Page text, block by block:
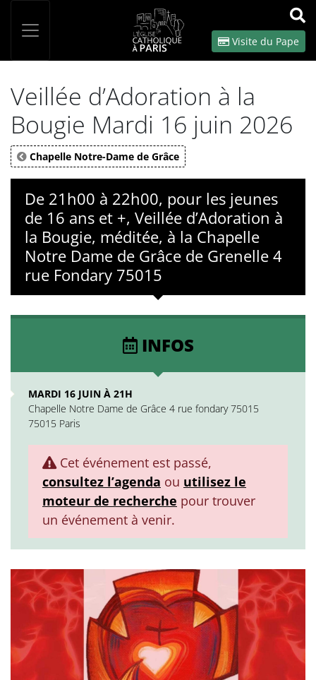
OK
Visite du Pape
Veillée d’Adoration à la
Bougie Mardi 16 juin 2026
Chapelle Notre-Dame de Grâce
De 21h00 à 22h00, pour les jeunes
de 16 ans et +, Veillée d’Adoration à
la Bougie, méditée, à la Chapelle
Notre Dame de Grâce de Grenelle 4
rue Fondary 75015
INFOS
MARDI 16 JUIN À 21H
Chapelle Notre Dame de Grâce 4 rue fondary 75015
75015 Paris
Cet événement est passé,
consultez l’agenda ou utilisez le
moteur de recherche pour trouver
un événement à venir.
Panneau de gestion des cookies